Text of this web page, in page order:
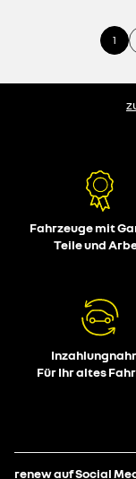
1
Fahrzeuge mit
Teile und
Für Ihr altes
renew auf Social